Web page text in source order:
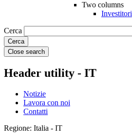
Two columns
Investitori
Cerca
Close search
Header utility - IT
Notizie
Lavora con noi
Contatti
Regione: Italia - IT